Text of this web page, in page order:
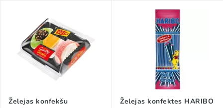
Želejas konfekšu
Želejas konfektes HARIBO